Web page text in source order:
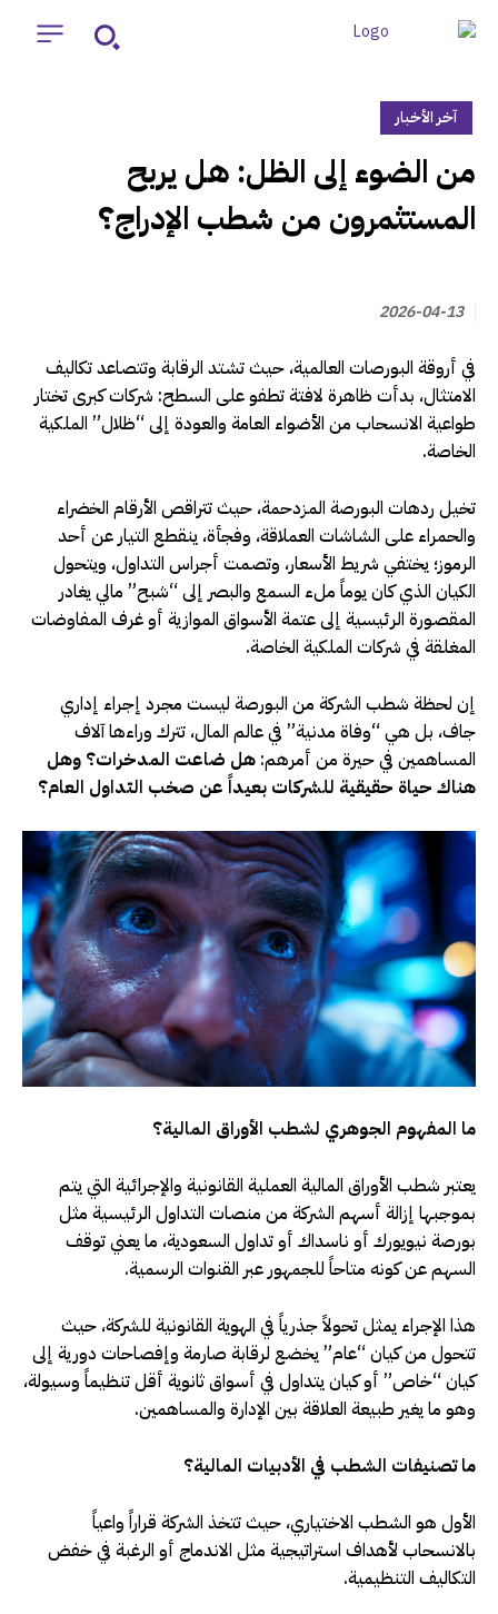
آخر الأخبار
‏من الضوء إلى الظل: هل يربح
المستثمرون من شطب الإدراج؟
2026-04-13
في أروقة البورصات العالمية، حيث تشتد الرقابة وتتصاعد تكاليف
الامتثال، بدأت ظاهرة لافتة تطفو على السطح: شركات كبرى تختار
طواعية الانسحاب من الأضواء العامة والعودة إلى “ظلال” الملكية
الخاصة.
تخيل ردهات البورصة المزدحمة، حيث تتراقص الأرقام الخضراء
والحمراء على الشاشات العملاقة، وفجأة، ينقطع التيار عن أحد
الرموز؛ يختفي شريط الأسعار، وتصمت أجراس التداول، ويتحول
الكيان الذي كان يوماً ملء السمع والبصر إلى “شبح” مالي يغادر
المقصورة الرئيسية إلى عتمة الأسواق الموازية أو غرف المفاوضات
المغلقة في شركات الملكية الخاصة.
إن لحظة شطب الشركة من البورصة ليست مجرد إجراء إداري
جاف، بل هي “وفاة مدنية” في عالم المال، تترك وراءها آلاف
المساهمين في حيرة من أمرهم: هل ضاعت المدخرات؟ وهل
هناك حياة حقيقية للشركات بعيداً عن صخب التداول العام؟
ما المفهوم الجوهري لشطب الأوراق المالية؟
يعتبر شطب الأوراق المالية العملية القانونية والإجرائية التي يتم
بموجبها إزالة أسهم الشركة من منصات التداول الرئيسية مثل
بورصة نيويورك أو ناسداك أو تداول السعودية، ما يعني توقف
السهم عن كونه متاحاً للجمهور عبر القنوات الرسمية.
هذا الإجراء يمثل تحولاً جذرياً في الهوية القانونية للشركة، حيث
تتحول من كيان “عام” يخضع لرقابة صارمة وإفصاحات دورية إلى
كيان “خاص” أو كيان يتداول في أسواق ثانوية أقل تنظيماً وسيولة،
وهو ما يغير طبيعة العلاقة بين الإدارة والمساهمين.
ما تصنيفات الشطب في الأدبيات المالية؟
الأول هو الشطب الاختياري، حيث تتخذ الشركة قراراً واعياً
بالانسحاب لأهداف استراتيجية مثل الاندماج أو الرغبة في خفض
التكاليف التنظيمية.